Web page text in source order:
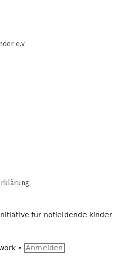
e.v.
für notleidende kinder
• Anmelden